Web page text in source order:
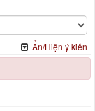
Ẩn/Hiện ý kiến